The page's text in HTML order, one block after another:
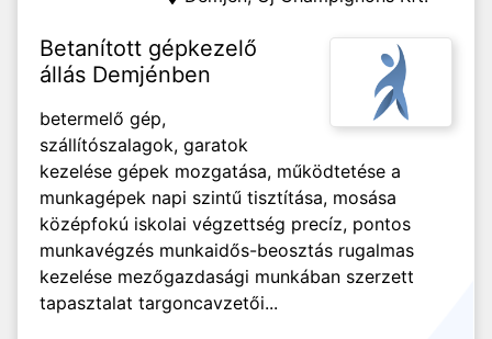
Betanított gépkezelő
állás Demjénben
betermelő gép,
szállítószalagok, garatok
kezelése gépek mozgatása, működtetése a
munkagépek napi szintű tisztítása, mosása
középfokú iskolai végzettség precíz, pontos
munkavégzés munkaidős-beosztás rugalmas
kezelése mezőgazdasági munkában szerzett
tapasztalat targoncavzetői...